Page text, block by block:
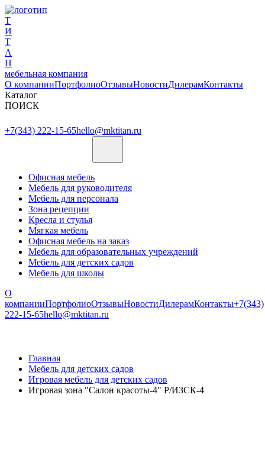
Т
И
Т
А
Н
мебельная компания
О компанииПортфолиоОтзывыНовостиДилерамКонтакты
Каталог
ПОИСК
+7(343) 222-15-65hello@mktitan.ru
Офисная мебель
Мебель для руководителя
Мебель для персонала
Зона рецепции
Кресла и стулья
Мягкая мебель
Офисная мебель на заказ
Мебель для образовательных учреждений
Мебель для детских садов
Мебель для школы
О
компанииПортфолиоОтзывыНовостиДилерамКонтакты+7(343)
222-15-65hello@mktitan.ru
Главная
Мебель для детских садов
Игровая мебель для детских садов
Игровая зона "Салон красоты-4" Р/ИЗСК-4